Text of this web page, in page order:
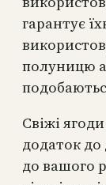
гарантує
полуницю
Свіжі
додаток до
до вашого